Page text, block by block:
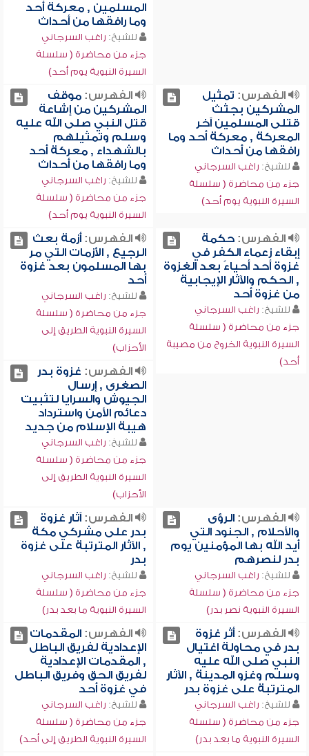
المسلمين , معركة أحد
وما رافقها من أحداث
للشيخ: راغب السرجاني
جزء من محاضرة ( سلسلة
السيرة النبوية يوم أحد)
الفهرس: تمثيل
المشركين بجثث
قتلى المسلمين آخر
المعركة , معركة أحد وما
رافقها من أحداث
للشيخ: راغب السرجاني
جزء من محاضرة ( سلسلة
السيرة النبوية يوم أحد)
الفهرس:موقف
المشركين من إشاعة
قتل النبي صلى الله عليه
وسلم وتمثيلهم
بالشهداء , معركة أحد
وما رافقها من أحداث
للشيخ: راغب السرجاني
جزء من محاضرة ( سلسلة
السيرة النبوية يوم أحد)
الفهرس:حكمة
إبقاء زعماء الكفر في
غزوة أحد أحياءً بعد الغزوة
, الحكم والآثار الإيجابية
من غزوة أحد
للشيخ: راغب السرجاني
جزء من محاضرة ( سلسلة
السيرة النبوية الخروج من مصيبة
أحد)
الفهرس:أزمة بعث
الرجيع , الأزمات التي مر
بها المسلمون بعد غزوة
أحد
للشيخ: راغب السرجاني
جزء من محاضرة ( سلسلة
السيرة النبوية الطريق إلى
الأحزاب)
الفهرس: غزوة بدر
الصغرى , إرسال
الجيوش والسرايا لتثبيت
دعائم الأمن واسترداد
هيبة الإسلام من جديد
للشيخ: راغب السرجاني
جزء من محاضرة ( سلسلة
السيرة النبوية الطريق إلى
الأحزاب)
الفهرس:الرؤى
والأحلام , الجنود التي
أيد الله بها المؤمنين يوم
بدر لنصرهم
للشيخ: راغب السرجاني
جزء من محاضرة ( سلسلة
السيرة النبوية نصر بدر)
الفهرس:آثار غزوة
بدر على مشركي مكة
, الآثار المترتبة على غزوة
بدر
للشيخ: راغب السرجاني
جزء من محاضرة ( سلسلة
السيرة النبوية ما بعد بدر)
الفهرس:أثر غزوة
بدر في محاولة اغتيال
النبي صلى الله عليه
وسلم وغزو المدينة , الآثار
المترتبة على غزوة بدر
للشيخ: راغب السرجاني
جزء من محاضرة ( سلسلة
السيرة النبوية ما بعد بدر)
الفهرس:المقدمات
الإعدادية لفريق الباطل
, المقدمات الإعدادية
لفريق الحق وفريق الباطل
في غزوة أحد
للشيخ: راغب السرجاني
جزء من محاضرة ( سلسلة
السيرة النبوية الطريق إلى أحد)